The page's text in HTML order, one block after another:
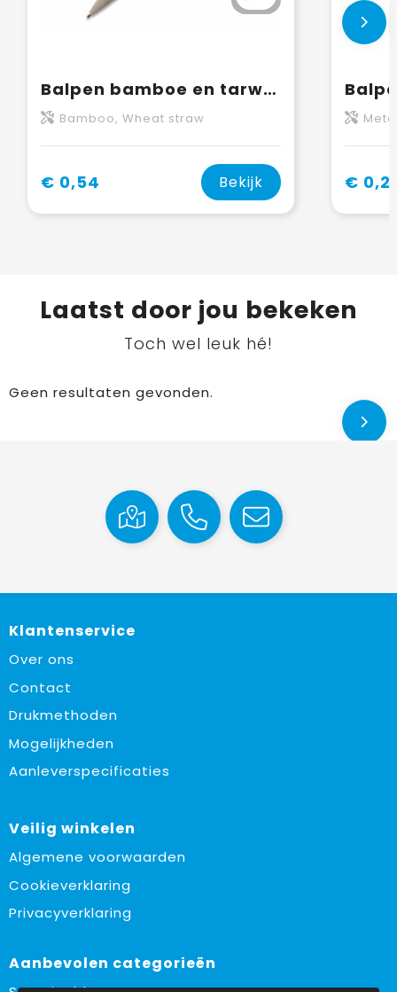
Balpen bamboe en tarwestro met stylus
Bamboo, Wheat straw
€ 0,54 Bekijk €
Laatst door jou bekeken
Toch wel leuk hé!
Geen resultaten gevonden.
Klantenservice
Over ons
Contact
Drukmethoden
Mogelijkheden
Aanleverspecificaties
Veilig winkelen
Algemene voorwaarden
Cookieverklaring
Privacyverklaring
Aanbevolen categorieën